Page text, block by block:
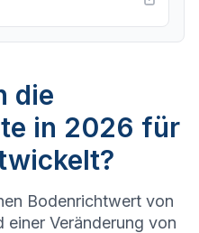
die
in 2026 für
Bodenrichtwert von
einer Veränderung von